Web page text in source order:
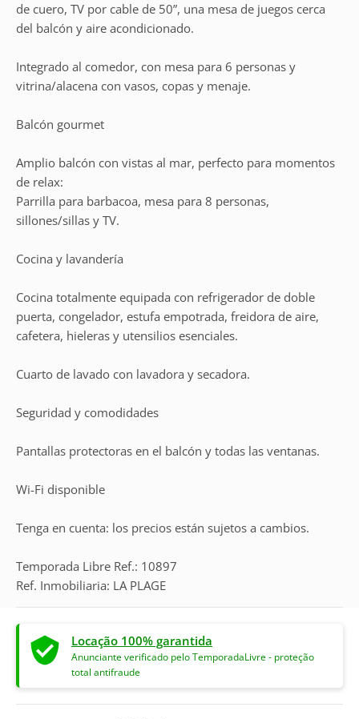
de cuero, TV por cable de 50”, una mesa de juegos cerca
del balcón y aire acondicionado.
Integrado al comedor, con mesa para 6 personas y
vitrina/alacena con vasos, copas y menaje.
Balcón gourmet
Amplio balcón con vistas al mar, perfecto para momentos
de relax:
Parrilla para barbacoa, mesa para 8 personas,
sillones/sillas y TV.
Cocina y lavandería
Cocina totalmente equipada con refrigerador de doble
puerta, congelador, estufa empotrada, freidora de aire,
cafetera, hieleras y utensilios esenciales.
Cuarto de lavado con lavadora y secadora.
Seguridad y comodidades
Pantallas protectoras en el balcón y todas las ventanas.
Wi-Fi disponible
Tenga en cuenta: los precios están sujetos a cambios.
Temporada Libre Ref.: 10897
Ref. Inmobiliaria: LA PLAGE
Locação 100% garantida
Anunciante verificado pelo TemporadaLivre - proteção
total antifraude